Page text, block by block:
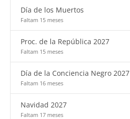
Día de los Muertos
Faltam 15 meses
Proc. de la República 2027
Faltam 15 meses
Día de la Conciencia Negro 2027
Faltam 16 meses
Navidad 2027
Faltam 17 meses